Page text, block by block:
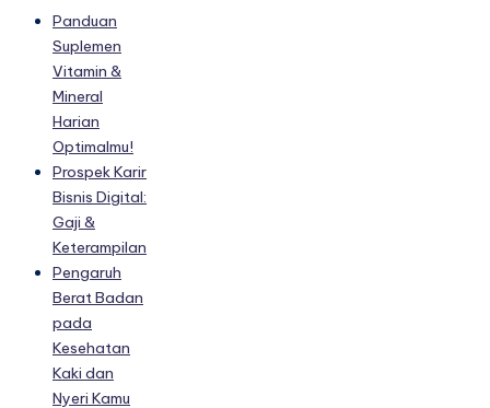
Panduan
Suplemen
Vitamin &
Mineral
Harian
Optimalmu!
Prospek Karir
Bisnis Digital:
Gaji &
Keterampilan
Pengaruh
Berat Badan
pada
Kesehatan
Kaki dan
Nyeri Kamu